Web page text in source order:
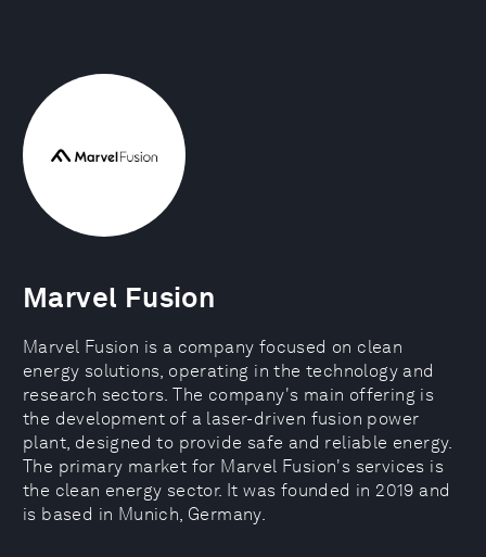
Marvel Fusion
Marvel Fusion is a company focused on clean
energy solutions, operating in the technology and
research sectors. The company's main offering is
the development of a laser-driven fusion power
plant, designed to provide safe and reliable energy.
The primary market for Marvel Fusion's services is
the clean energy sector. It was founded in 2019 and
is based in Munich, Germany.